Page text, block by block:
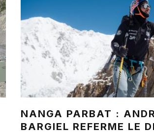
NANGA PARBAT :
BARGIEL REFERME LE